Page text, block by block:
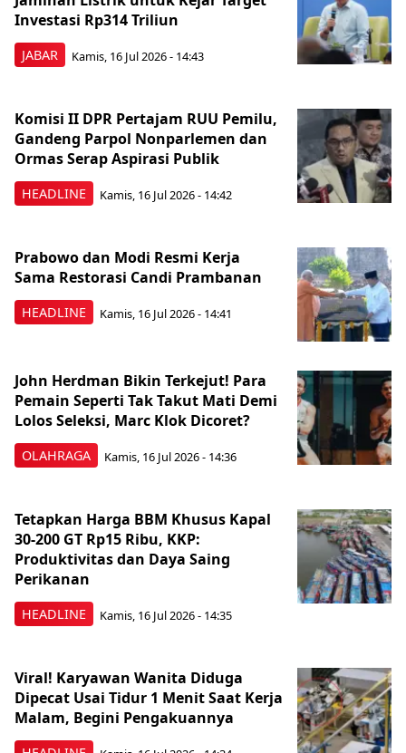
JABAR
Investasi Rp314 Triliun
Kamis, 16 Jul 2026 - 14:43
HEADLINE
Komisi II DPR Pertajam RUU Pemilu,
Gandeng Parpol Nonparlemen dan
Ormas Serap Aspirasi Publik
Kamis, 16 Jul 2026 - 14:42
HEADLINE
Prabowo dan Modi Resmi Kerja
Sama Restorasi Candi Prambanan
Kamis, 16 Jul 2026 - 14:41
OLAHRAGA
John Herdman Bikin Terkejut! Para
Pemain Seperti Tak Takut Mati Demi
Lolos Seleksi, Marc Klok Dicoret?
Kamis, 16 Jul 2026 - 14:36
HEADLINE
Tetapkan Harga BBM Khusus Kapal
30-200 GT Rp15 Ribu, KKP:
Produktivitas dan Daya Saing
Perikanan
Kamis, 16 Jul 2026 - 14:35
Viral! Karyawan Wanita Diduga
Dipecat Usai Tidur 1 Menit Saat Kerja
Malam, Begini Pengakuannya